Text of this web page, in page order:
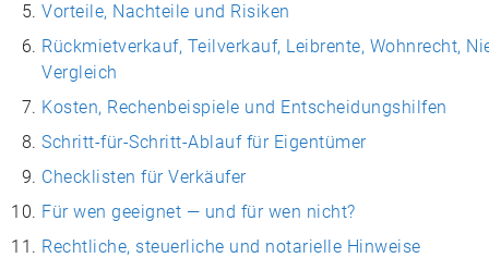
Vorteile, Nachteile und Risiken
Rückmietverkauf, Teilverkauf, Leibrente, Wohnrecht,
Vergleich
Kosten, Rechenbeispiele und Entscheidungshilfen
Schritt-für-Schritt-Ablauf für Eigentümer
Checklisten für Verkäufer
Für wen geeignet — und für wen nicht?
Rechtliche, steuerliche und notarielle Hinweise